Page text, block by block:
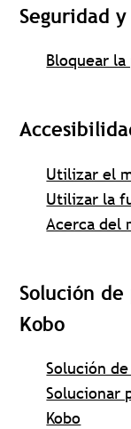
Seguridad
Bloquear
Utilizar el
Utilizar la
Acerca del
Solución
Kobo
Solución
Solucionar
Kobo